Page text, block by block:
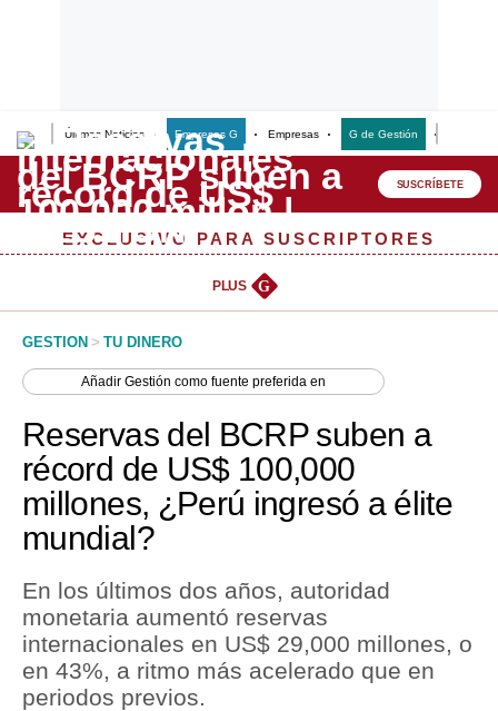
Últimas Noticias Empresas G Empresas G de Gestión
Lo último
Peru Quiosco
Management & Empleo
Perú
Política
Tu Dinero
Finanzas Personales
Inmobiliarias
Plus G
SUSCRÍBETE
EXCLUSIVO PARA SUSCRIPTORES
PLUS G
GESTION > TU DINERO
AñadirGestión como fuente preferida en
Reservas del BCRP suben a
récord de US$ 100,000
millones, ¿Perú ingresó a élite
mundial?
En los últimos dos años, autoridad
monetaria aumentó reservas
internacionales en US$ 29,000 millones, o
en 43%, a ritmo más acelerado que en
periodos previos.